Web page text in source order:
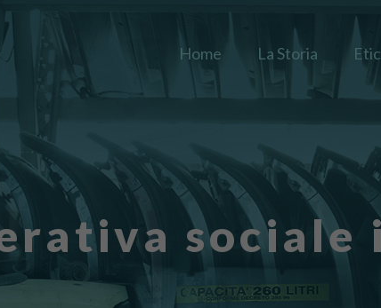
Home La Storia
sociale